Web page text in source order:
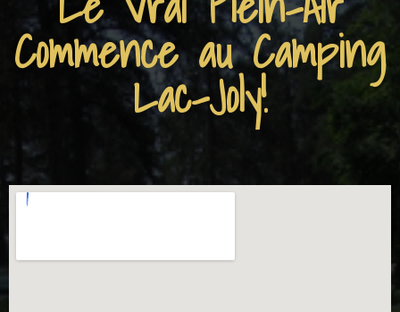
Commence au Camping
Lac-Joly!